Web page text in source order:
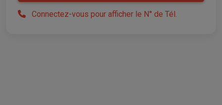
Connectez-vous pour afficher le N° de Tél.